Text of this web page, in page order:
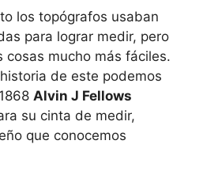
los topógrafos usaban
para lograr medir, pero
cosas mucho más fáciles.
de este podemos
Alvin J Fellows
su cinta de medir,
que conocemos